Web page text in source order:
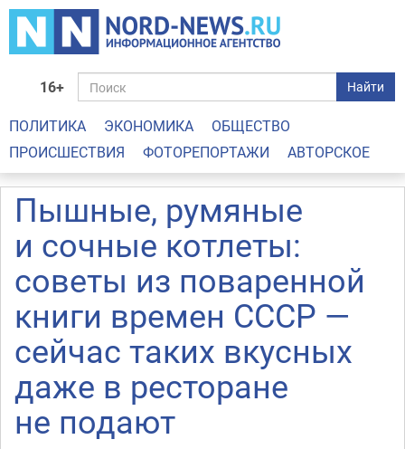
16+ Найти
ПОЛИТИКА ЭКОНОМИКА
ОБЩЕСТВО
ПРОИСШЕСТВИЯ
ФОТОРЕПОРТАЖИ АВТОРСКОЕ
Пышные, румяные
и сочные котлеты:
советы из поваренной
книги времен СССР —
сейчас таких вкусных
даже в ресторане
не подают